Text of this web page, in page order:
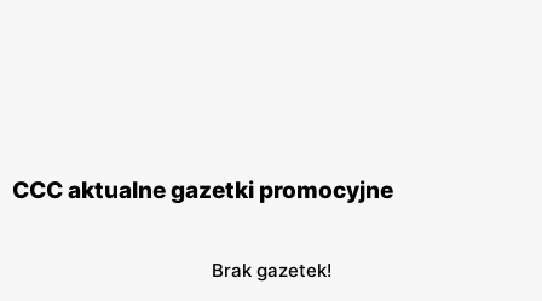
CCC aktualne gazetki promocyjne
Brak gazetek!